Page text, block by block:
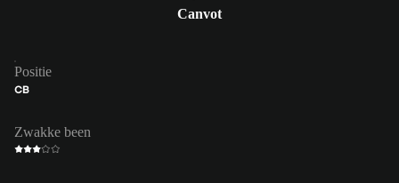
Canvot
Positie
CB
Zwakke been